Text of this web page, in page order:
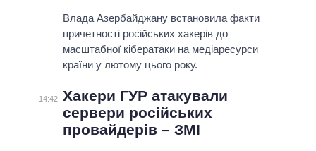
Влада Азербайджану встановила факти
причетності російських хакерів до
масштабної кібератаки на медіаресурси
країни у лютому цього року.
14:42 Хакери ГУР атакували
сервери російських
провайдерів – ЗМІ